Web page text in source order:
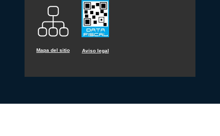
Mapa del sitio Aviso legal